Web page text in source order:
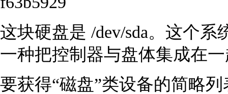
这块硬盘是 /dev/sda。这个
一种把控制器与盘体集成在
要获得“磁盘”类设备的简略